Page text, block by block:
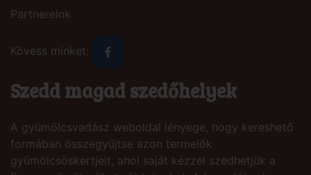
Partnereink
Kövess minket:
Szedd magad szedőhelyek
A gyümölcsvadász weboldal lényege, hogy kereshető
formában összegyűjtse azon termelők
gyümölcsöskertjeit, ahol saját kézzel szedhetjük a